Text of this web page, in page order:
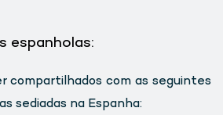
espanholas:
compartilhados com as seguintes
sediadas na Espanha: